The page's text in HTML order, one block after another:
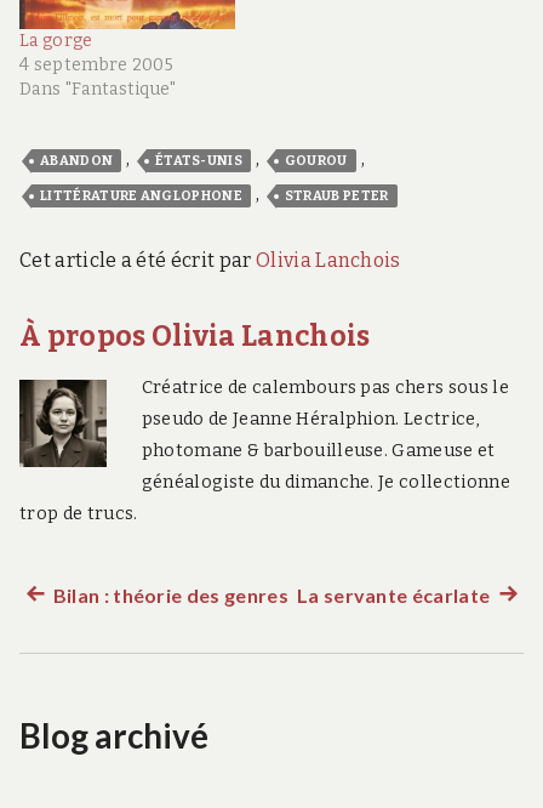
La gorge
4 septembre 2005
Dans "Fantastique"
ABANDON , ÉTATS-UNIS , GOUROU ,
LITTÉRATURE ANGLOPHONE , STRAUB PETER
Cet article a été écrit par Olivia Lanchois
À propos Olivia Lanchois
Créatrice de calembours pas chers sous le
pseudo de Jeanne Héralphion. Lectrice,
photomane & barbouilleuse. Gameuse et
généalogiste du dimanche. Je collectionne
trop de trucs.
l’article
Article
Bilan : théorie des genres La servante écarlate
Blog archivé